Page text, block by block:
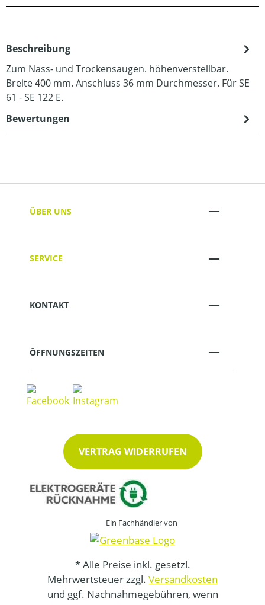
Beschreibung
Zum Nass- und Trockensaugen. höhenverstellbar.
Breite 400 mm. Anschluss 36 mm Durchmesser. Für SE
61 - SE 122 E.
Bewertungen
ÜBER UNS
SERVICE
KONTAKT
ÖFFNUNGSZEITEN
VERTRAG WIDERRUFEN
Ein Fachhändler von
* Alle Preise inkl. gesetzl.
Mehrwertsteuer zzgl. Versandkosten
und ggf. Nachnahmegebühren, wenn